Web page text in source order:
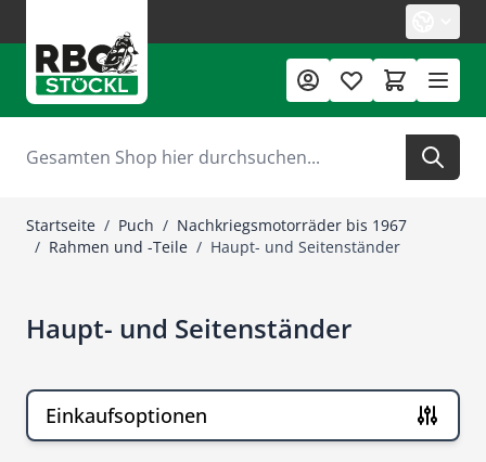
Suche
Startseite / Puch / Nachkriegsmotorräder bis 1967
/ Rahmen und -Teile / Haupt- und Seitenständer
Haupt- und Seitenständer
Einkaufsoptionen